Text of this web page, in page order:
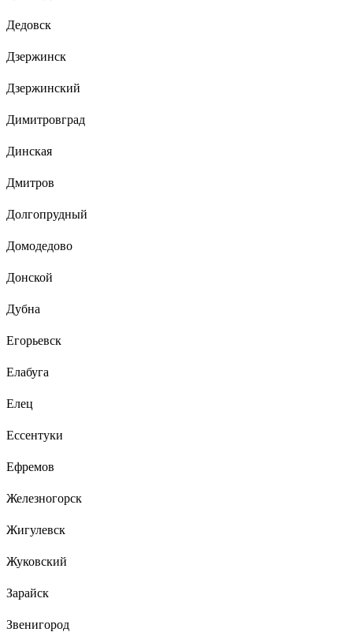
Дедовск
Дзержинск
Дзержинский
Димитровград
Динская
Дмитров
Долгопрудный
Домодедово
Донской
Дубна
Егорьевск
Елабуга
Елец
Ессентуки
Ефремов
Железногорск
Жигулевск
Жуковский
Зарайск
Звенигород